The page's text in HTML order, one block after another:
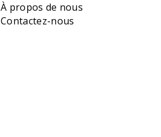
À propos de nous
Contactez-nous